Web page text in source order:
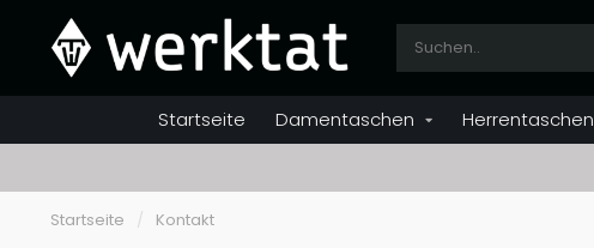
Startseite Damentaschen Herrentaschen
Startseite / Kontakt